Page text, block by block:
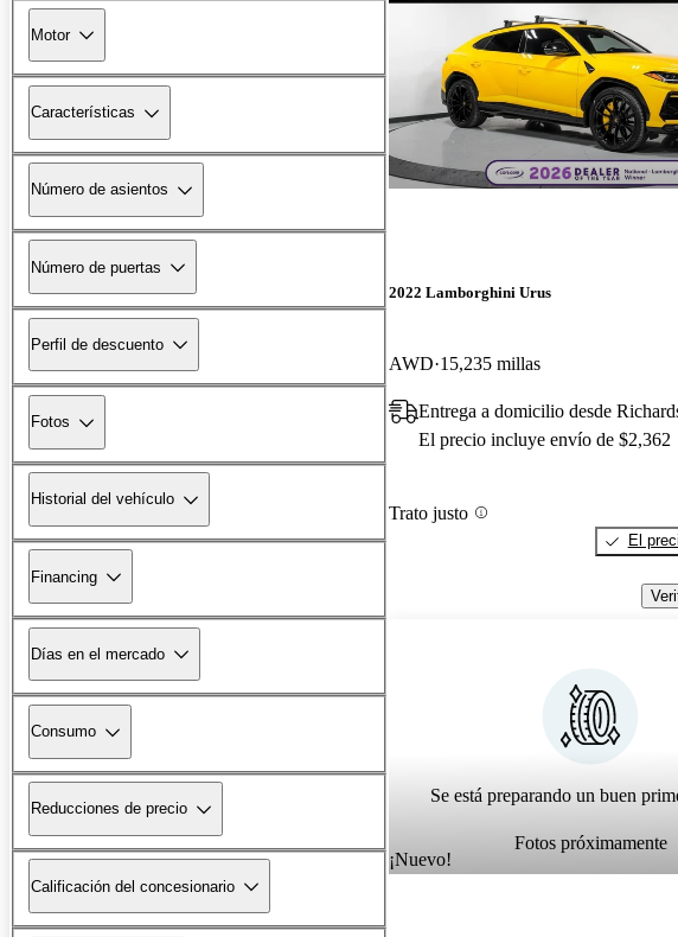
Motor
Características
Número de asientos
Número de puertas
Perfil de descuento
Fotos
Historial del vehículo
Financing
Días en el mercado
Consumo
Reducciones de precio
Calificación del concesionario
2022 Lamborghini Urus
AWD 15,235 millas
Entrega a domicilio desde
El precio incluye envío de $2,362
Trato justo
El
Se está preparando un buen
Fotos próximamente
¡Nuevo!